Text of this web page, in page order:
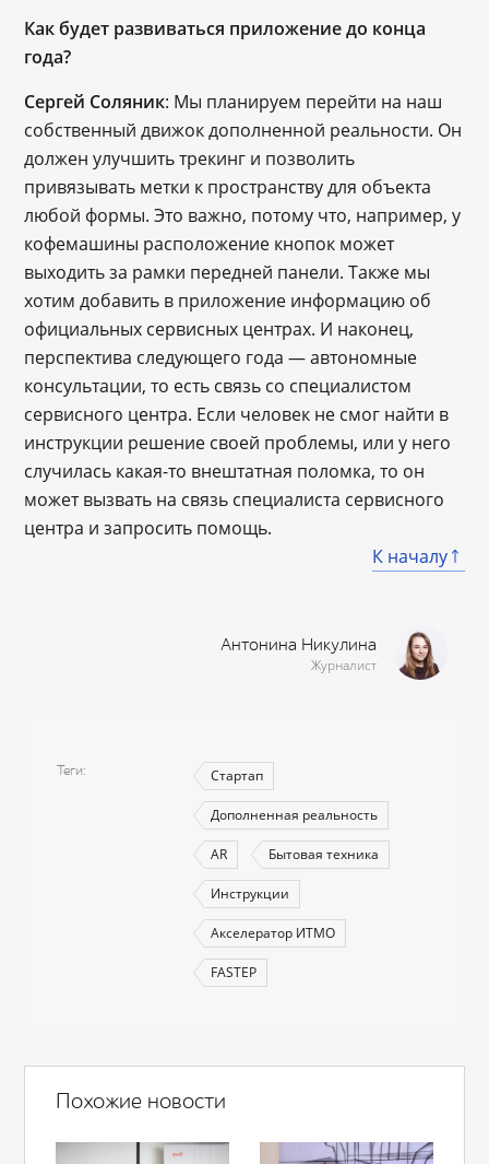
Как будет развиваться приложение до конца
года?
Сергей Соляник: Мы планируем перейти на наш
собственный движок дополненной реальности. Он
должен улучшить трекинг и позволить
привязывать метки к пространству для объекта
любой формы. Это важно, потому что, например, у
кофемашины расположение кнопок может
выходить за рамки передней панели. Также мы
хотим добавить в приложение информацию об
официальных сервисных центрах. И наконец,
перспектива следующего года — автономные
консультации, то есть связь со специалистом
сервисного центра. Если человек не смог найти в
инструкции решение своей проблемы, или у него
случилась какая-то внештатная поломка, то он
может вызвать на связь специалиста сервисного
центра и запросить помощь.
К началу
Антонина Никулина
Журналист
Теги Стартап
Дополненная реальность
AR Бытовая техника
Инструкции
Акселератор ИТМО
FASTEP
Похожие новости